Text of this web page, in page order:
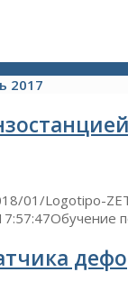
2017
01/Logotipo-
Обучение